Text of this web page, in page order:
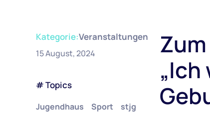
Kategorie:Veranstaltungen
15 August, 2024
# Topics
Jugendhaus Sport
stjg